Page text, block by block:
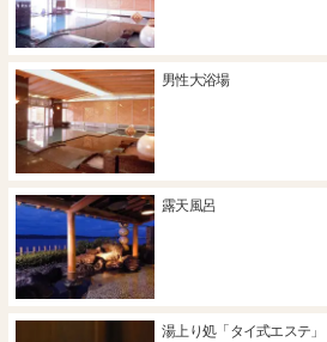
男性大浴場
露天風呂
湯上り処「タイ式エステ」